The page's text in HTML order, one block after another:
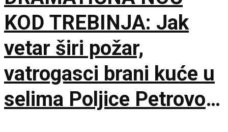
KOD TREBINJA: Jak
vetar širi požar,
vatrogasci brani kuće u
selima Poljice Petrovo i